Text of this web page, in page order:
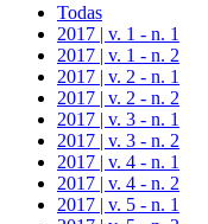
Todas
2017 | v. 1 - n. 1
2017 | v. 1 - n. 2
2017 | v. 2 - n. 1
2017 | v. 2 - n. 2
2017 | v. 3 - n. 1
2017 | v. 3 - n. 2
2017 | v. 4 - n. 1
2017 | v. 4 - n. 2
2017 | v. 5 - n. 1